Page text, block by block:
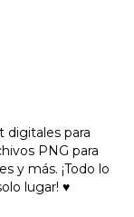
digitales para
PNG para
y más. ¡Todo lo
lugar! ♥